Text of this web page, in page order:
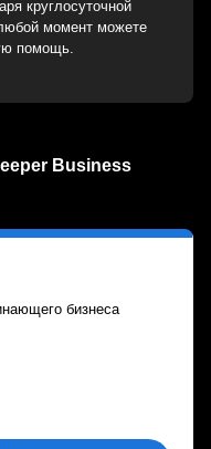
круглосуточной
момент можете
помощь.
Business
бизнеса